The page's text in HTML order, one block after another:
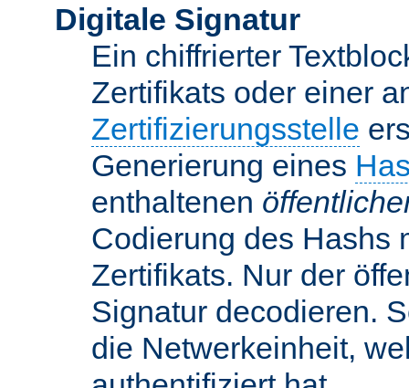
Digitale Signatur
Ein chiffrierter
Zertifikats oder einer
Zertifizierungsstelle
Generierung eines
enthaltenen
Codierung des Hashs
Zertifikats. Nur der
Signatur decodieren.
die Netwerkeinheit,